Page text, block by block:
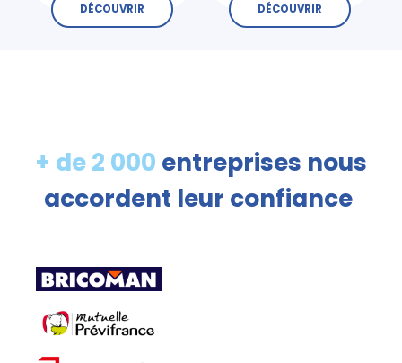
DÉCOUVRIR DÉCOUVRIR
+ de 2 000 entreprises nous
accordent leur confiance